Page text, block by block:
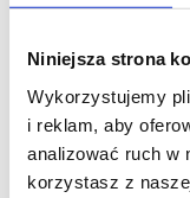
Niniejsza strona
Wykorzystujemy
i reklam, aby
analizować ruch w
korzystasz z